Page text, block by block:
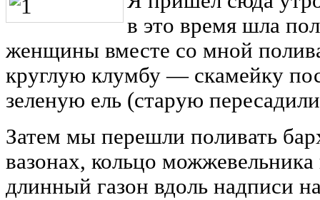
в это время шла
женщины вместе со мной
круглую клумбу — скамейку
зеленую ель (старую
Затем мы перешли поливать
вазонах, кольцо
длинный газон вдоль надписи